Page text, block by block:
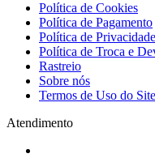
Política de Cookies
Política de Pagamento
Política de Privacidade
Política de Troca e
Rastreio
Sobre nós
Termos de Uso do Site
Atendimento